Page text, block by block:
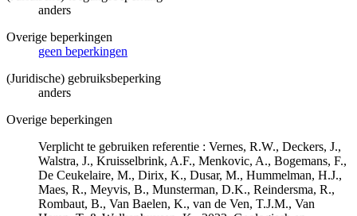
anders
Overige beperkingen
geen beperkingen
(Juridische) gebruiksbeperking
anders
Overige beperkingen
Verplicht te gebruiken referentie : Vernes, R.W., Deckers, J.,
Walstra, J., Kruisselbrink, A.F., Menkovic, A., Bogemans, F.,
De Ceukelaire, M., Dirix, K., Dusar, M., Hummelman, H.J.,
Maes, R., Meyvis, B., Munsterman, D.K., Reindersma, R.,
Rombaut, B., Van Baelen, K., van de Ven, T.J.M., Van